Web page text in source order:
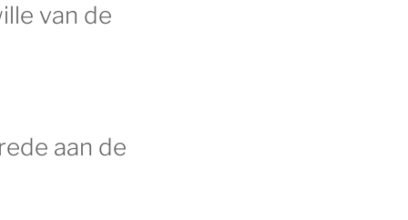
van de
aan de